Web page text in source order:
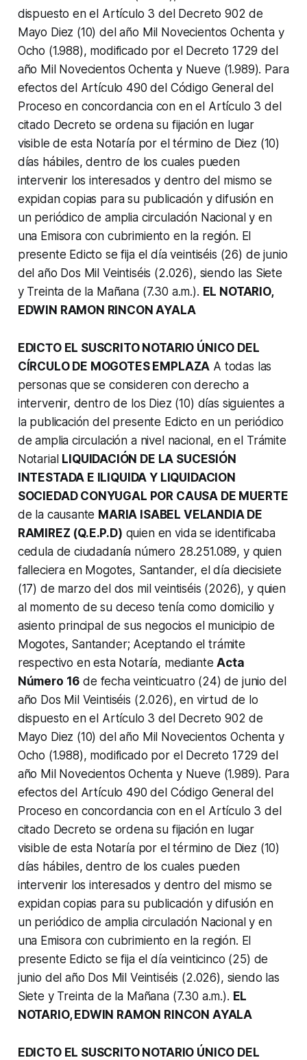
dispuesto en el Artículo 3 del Decreto 902 de
Mayo Diez (10) del año Mil Novecientos Ochenta у
Ocho (1.988), modificado por el Decreto 1729 del
año Mil Novecientos Ochenta y Nueve (1.989). Para
efectos del Artículo 490 del Código General del
Proceso en concordancia con en el Artículo 3 del
citado Decreto se ordena su fijación en lugar
visible de esta Notaría por el término de Diez (10)
días hábiles, dentro de los cuales pueden
intervenir los interesados y dentro del mismo se
expidan copias para su publicación y difusión en
un periódico de amplia circulación Nacional y en
una Emisora con cubrimiento en la región. El
presente Edicto se fija el día veintiséis (26) de junio
del año Dos Mil Veintiséis (2.026), siendo las Siete
y Treinta de la Mañana (7.30 a.m.). EL NOTARIO,
EDWIN RAMON RINCON AYALA
EDICТO EL SUSCRITO NOTARIO ÚNICO DEL
CÍRCULO DE MOGOTES EMPLAZA A todas las
personas que se consideren con derecho a
intervenir, dentro de los Diez (10) días siguientes a
la publicación del presente Edicto en un periódico
de amplia circulación a nivel nacional, en el Trámite
Notarial LIQUIDACIÓN DE LA SUCESIÓN
INTESTADA E ILIQUIDA Y LIQUIDACION
SOCIEDAD CONYUGAL POR CAUSA DE MUERTE
de la causante MARIA ISABEL VELANDIA DE
RAMIREZ (Q.E.P.D) quien en vida se identificaba
cedula de ciudadanía número 28.251.089, y quien
falleciera en Mogotes, Santander, el día diecisiete
(17) de marzo del dos mil veintiséis (2026), y quien
al momento de su deceso tenía como domicilio y
asiento principal de sus negocios el municipio de
Mogotes, Santander; Aceptando el trámite
respectivo en esta Notaría, medianteActa
Número 16 de fecha veinticuatro (24) de junio del
año Dos Mil Veintiséis (2.026), en virtud de lo
dispuesto en el Artículo 3 del Decreto 902 de
Mayo Diez (10) del año Mil Novecientos Ochenta y
Ocho (1.988), modificado por el Decreto 1729 del
año Mil Novecientos Ochenta y Nueve (1.989). Para
efectos del Artículo 490 del Código General del
Proceso en concordancia con en el Artículo 3 del
citado Decreto se ordena su fijación en lugar
visible de esta Notaría por el término de Diez (10)
días hábiles, dentro de los cuales pueden
intervenir los interesados y dentro del mismo se
expidan copias para su publicación y difusión en
un periódico de amplia circulación Nacional y en
una Emisora con cubrimiento en la región. El
presente Edicto se fija el día veinticinco (25) de
junio del año Dos Mil Veintiséis (2.026), siendo las
Siete y Treinta de la Mañana (7.30 a.m.). EL
NOTARIO, EDWIN RAMON RINCON AYALA
EDICTO EL SUSCRITO NOTARIO ÚNICO DEL